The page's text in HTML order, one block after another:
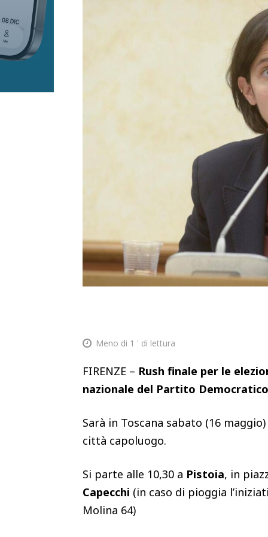
Meno di 1 ' di lettura
FIRENZE – Rush finale per le
nazionale del Partito
Sarà in Toscana sabato (16
città capoluogo.
Si parte alle 10,30 a Pistoia, in
Capecchi (in caso di pioggia
Molina 64)